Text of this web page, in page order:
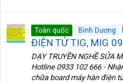
Toàn quốc Bình Dương
ĐIỆN TỬ TIG, MIG
DẠY TRUYỀN NGHỀ SỬA
Hotline 0933 102 666 -
chữa board máy hàn điện